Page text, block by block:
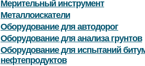
Мерительный инструмент
Металлоискатели
Оборудование для автодорог
Оборудование для анализа грунтов
Оборудование для испытаний
нефтепродуктов